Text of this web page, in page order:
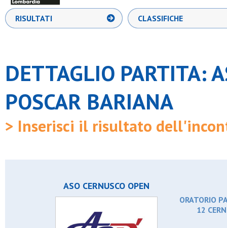
S.stefano
Samma
Sport piu'
RISULTATI CLASSIFICHE
DETTAGLIO PARTITA:
POSCAR BARIANA
> Inserisci il risultato
ASO CERNUSCO OPEN
ORATORIO
12